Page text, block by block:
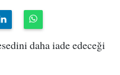
daha iade edeceği